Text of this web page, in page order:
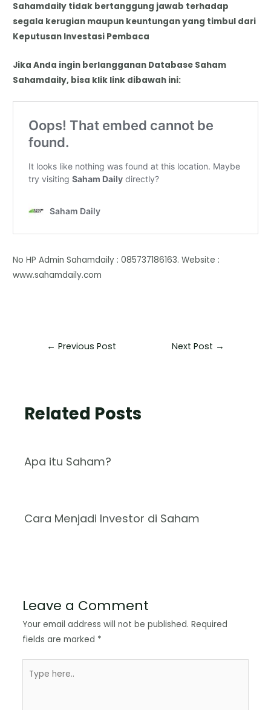
Sahamdaily tidak bertanggung jawab terhadap
segala kerugian maupun keuntungan yang timbul dari
Keputusan Investasi Pembaca
Jika Anda ingin berlangganan Database Saham
Sahamdaily, bisa klik link dibawah ini:
No HP Admin Sahamdaily : 085737186163. Website :
www.sahamdaily.com
← Previous Post Next Post →
Related Posts
Apa itu Saham?
Cara Menjadi Investor di Saham
Leave a Comment
Your email address will not be published. Required
fields are marked *